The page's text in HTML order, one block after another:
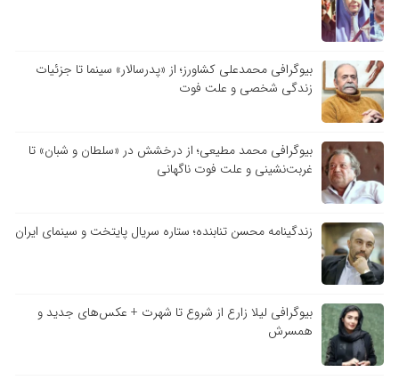
بیوگرافی محمدعلی کشاورز؛ از «پدرسالار» سینما تا جزئیات
زندگی شخصی و علت فوت
بیوگرافی محمد مطیعی؛ از درخشش در «سلطان و شبان» تا
غربت‌نشینی و علت فوت ناگهانی
زندگینامه محسن تنابنده؛ ستاره سریال پایتخت و سینمای ایران
بیوگرافی لیلا زارع از شروع تا شهرت + عکس‌های جدید و
همسرش